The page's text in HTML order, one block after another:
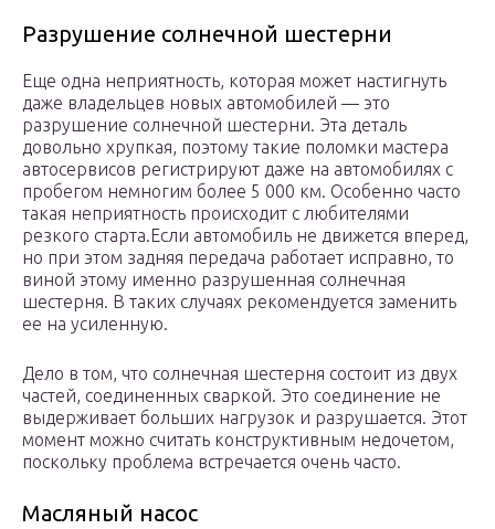
Разрушение солнечной шестерни
Еще одна неприятность, которая может настигнуть
даже владельцев новых автомобилей — это
разрушение солнечной шестерни. Эта деталь
довольно хрупкая, поэтому такие поломки мастера
автосервисов регистрируют даже на автомобилях с
пробегом немногим более 5 000 км. Особенно часто
такая неприятность происходит с любителями
резкого старта.Если автомобиль не движется вперед,
но при этом задняя передача работает исправно, то
виной этому именно разрушенная солнечная
шестерня. В таких случаях рекомендуется заменить
ее на усиленную.
Дело в том, что солнечная шестерня состоит из двух
частей, соединенных сваркой. Это соединение не
выдерживает больших нагрузок и разрушается. Этот
момент можно считать конструктивным недочетом,
поскольку проблема встречается очень часто.
Масляный насос